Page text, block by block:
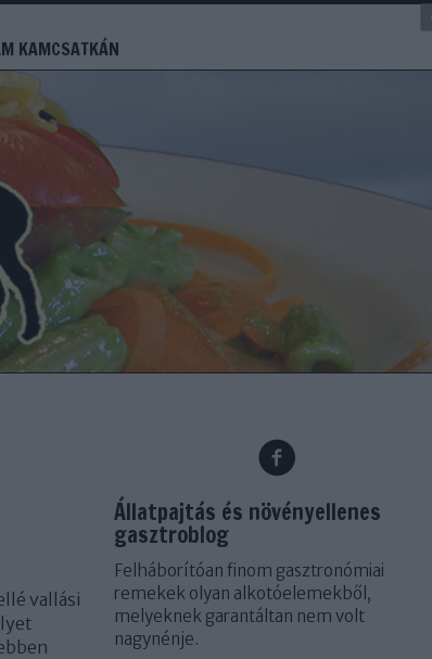
KAMCSATKÁN
vallási
Állatpajtás és növényellenes
gasztroblog
Felháborítóan finom gasztronómiai
remekek olyan alkotóelemekből,
melyeknek garantáltan nem volt
nagynénje.